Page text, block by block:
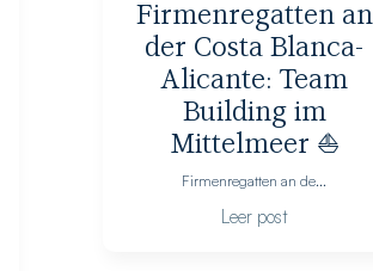
Firmenregatten an
der Costa Blanca-
Alicante: Team
Building im
Mittelmeer ⛵
Firmenregatten an de...
Leer post